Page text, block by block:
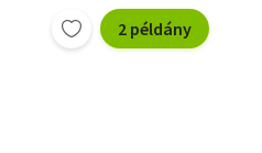
2 példány